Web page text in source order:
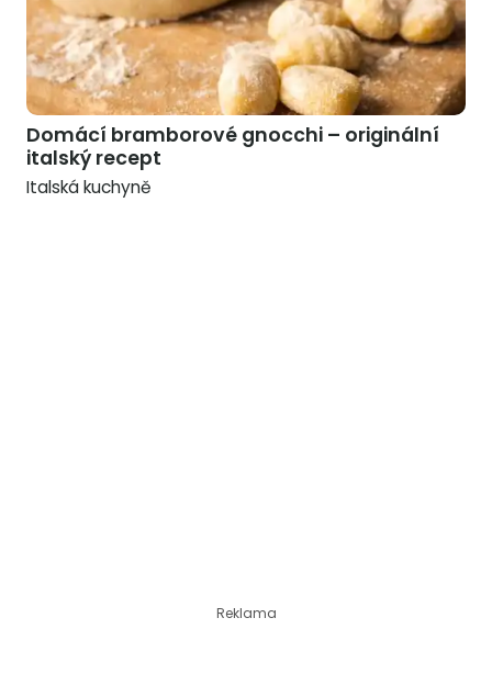
Domácí bramborové gnocchi – originální
italský recept
Italská kuchyně
Reklama